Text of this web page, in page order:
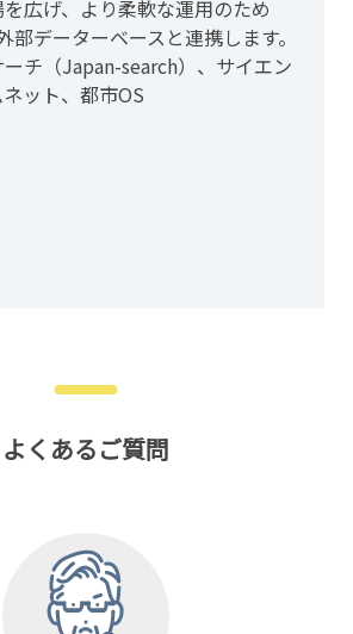
広げ、より柔軟な運用のため
部データーベースと連携します。
チ（Japan-search）、サイエン
ット、都市OS
よくあるご質問